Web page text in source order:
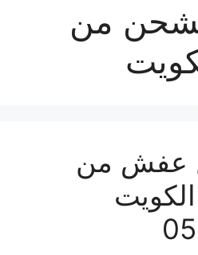
من
عفش من